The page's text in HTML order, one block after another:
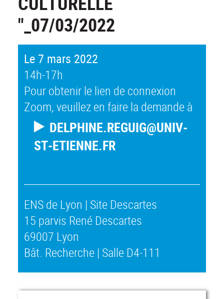
"_07/03/2022
Le 7 mars 2022
14h-17h
Pour obtenir le lien de connexion
Zoom, veuillez en faire la demande à
DELPHINE.REGUIG@UNIV-
ST-ETIENNE.FR
ENS de Lyon | Site Descartes
15 parvis René Descartes
69007 Lyon
Bât. Recherche | Salle D4-111